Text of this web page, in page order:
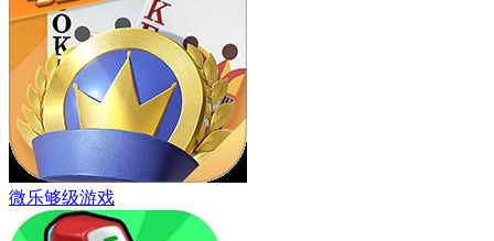
微乐够级游戏